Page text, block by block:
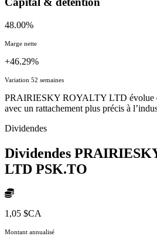
48.00%
Marge nette
+46.29%
Variation 52 semaines
PRAIRIESKY ROYALTY LTD évolue
avec un rattachement plus précis à
Dividendes
Dividendes
LTD PSK.TO
1,05 $CA
Montant annualisé